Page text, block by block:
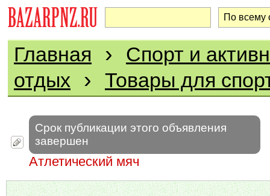
Главная › Спорт и
отдых › Товары для
Срок публикации этого объявления
завершен
Атлетический мяч